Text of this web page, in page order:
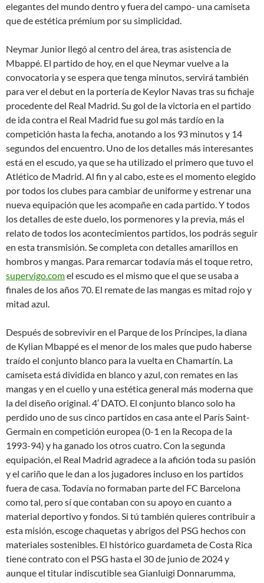
elegantes del mundo dentro y fuera del campo- una camiseta
que de estética prémium por su simplicidad.
Neymar Junior llegó al centro del área, tras asistencia de
Mbappé. El partido de hoy, en el que Neymar vuelve a la
convocatoria y se espera que tenga minutos, servirá también
para ver el debut en la portería de Keylor Navas tras su fichaje
procedente del Real Madrid. Su gol de la victoria en el partido
de ida contra el Real Madrid fue su gol más tardío en la
competición hasta la fecha, anotando a los 93 minutos y 14
segundos del encuentro. Uno de los detalles más interesantes
está en el escudo, ya que se ha utilizado el primero que tuvo el
Atlético de Madrid. Al fin y al cabo, este es el momento elegido
por todos los clubes para cambiar de uniforme y estrenar una
nueva equipación que les acompañe en cada partido. Y todos
los detalles de este duelo, los pormenores y la previa, más el
relato de todos los acontecimientos partidos, los podrás seguir
en esta transmisión. Se completa con detalles amarillos en
hombros y mangas. Para remarcar todavía más el toque retro,
supervigo.comel escudo es el mismo que el que se usaba a
finales de los años 70. El remate de las mangas es mitad rojo y
mitad azul.
Después de sobrevivir en el Parque de los Príncipes, la diana
de Kylian Mbappé es el menor de los males que pudo haberse
traído el conjunto blanco para la vuelta en Chamartín. La
camiseta está dividida en blanco y azul, con remates en las
mangas y en el cuello y una estética general más moderna que
la del diseño original. 4′ DATO. El conjunto blanco solo ha
perdido uno de sus cinco partidos en casa ante el París Saint-
Germain en competición europea (0-1 en la Recopa de la
1993-94) y ha ganado los otros cuatro. Con la segunda
equipación, el Real Madrid agradece a la afición toda su pasión
y el cariño que le dan a los jugadores incluso en los partidos
fuera de casa. Todavía no formaban parte del FC Barcelona
como tal, pero sí que contaban con su apoyo en cuanto a
material deportivo y fondos. Si tú también quieres contribuir a
esta misión, escoge chaquetas y abrigos del PSG hechos con
materiales sostenibles. El histórico guardameta de Costa Rica
tiene contrato con el PSG hasta el 30 de junio de 2024 y
aunque el titular indiscutible sea Gianluigi Donnarumma,